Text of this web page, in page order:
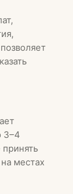
3–4
местах